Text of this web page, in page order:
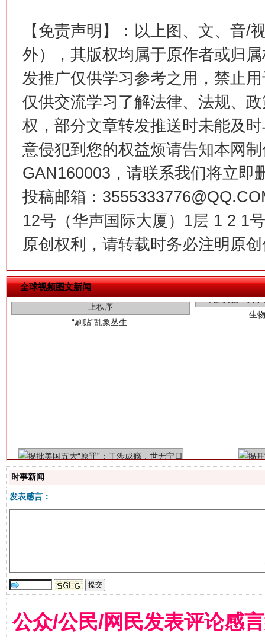
【免责声明】：以上图、文、音/
外），其版权均属于原作者或归
发推广仅供学习参考之用，禁止
仅供交流学习了解法律、法规、
权，部分文章转发推送时未能及
意侵犯到您的权益烦请告知本网
GAN160003，请联系我们将立即
投稿邮箱：
12号（华声国际大厦）1层 1 2 1
原创权利，请转载时务必注明原
全球视频图文新闻
习近平的博鳌关键词
魏明
生
解纷+调解+退费，一次搞定
时事新闻
发表感言：
公众/公民/网民发表评论感